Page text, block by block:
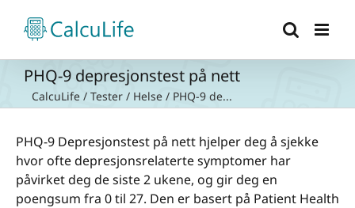
content
PHQ-9 depresjonstest på nett
CalcuLife / Tester / Helse / PHQ-9 de...
PHQ-9 Depresjonstest på nett hjelper deg å sjekke
hvor ofte depresjonsrelaterte symptomer har
påvirket deg de siste 2 ukene, og gir deg en
poengsum fra 0 til 27. Den er basert på Patient Health